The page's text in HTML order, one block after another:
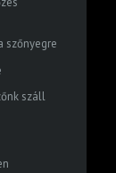
szőnyegre
száll